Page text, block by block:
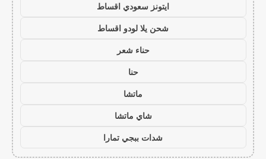
ايتونز سعودي اقساط
شحن يلا لودو اقساط
حناء شعر
حنا
ماتشا
شاي ماتشا
شدات ببجي تمارا